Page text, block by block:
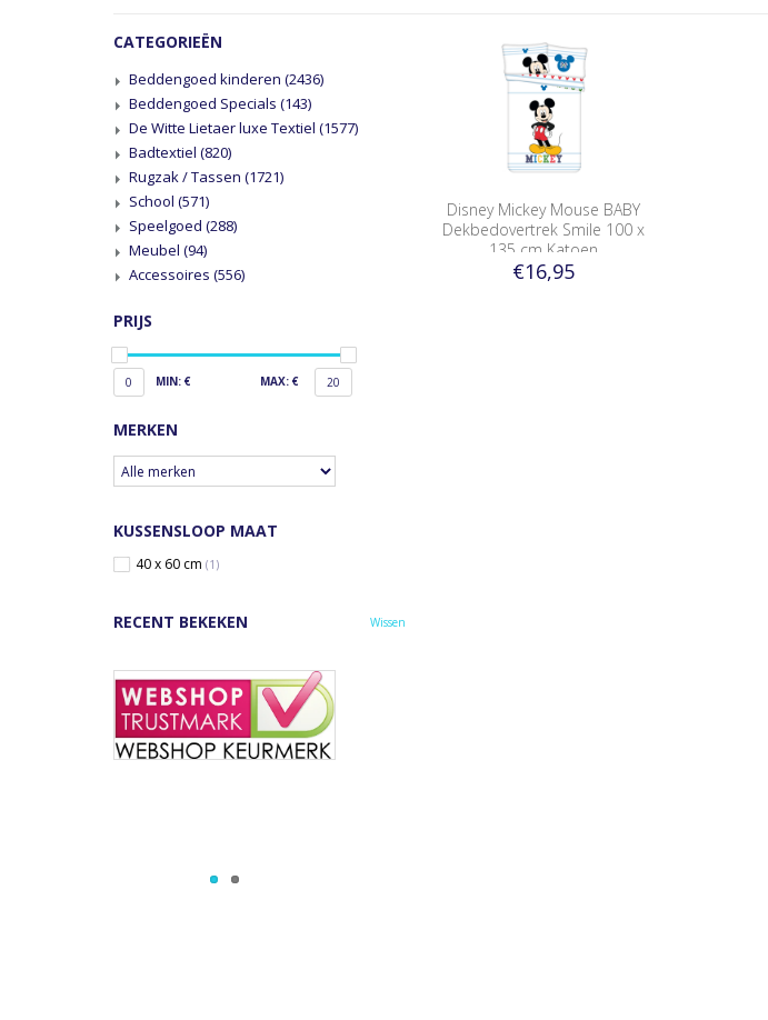
CATEGORIEËN
Beddengoed kinderen (2436)
Beddengoed Specials (143)
De Witte Lietaer luxe Textiel (1577)
Badtextiel (820)
Rugzak / Tassen (1721)
School (571)
Speelgoed (288)
Meubel (94)
Accessoires (556)
PRIJS
0 MIN: € MAX: € 20
MERKEN
KUSSENSLOOP MAAT
40 x 60 cm (1)
RECENT BEKEKEN Wissen
Disney Mickey Mouse BABY
Dekbedovertrek Smile 100 x
135 cm Katoen
€16,95